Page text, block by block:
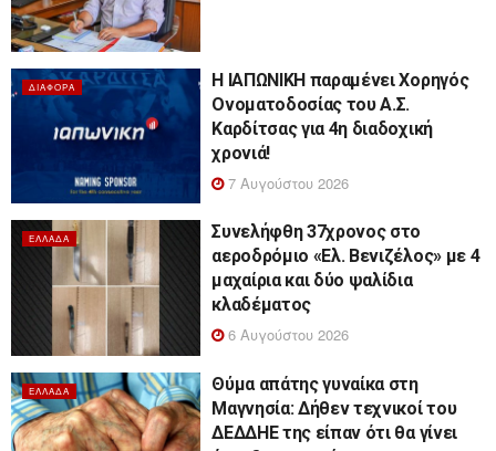
ΔΙΆΦΟΡΑ
Η ΙΑΠΩΝΙΚΗ παραμένει Χορηγός
Ονοματοδοσίας του Α.Σ.
Καρδίτσας για 4η διαδοχική
χρονιά!
7 Αυγούστου 2026
ΕΛΛΆΔΑ
Συνελήφθη 37χρονος στο
αεροδρόμιο «Ελ. Βενιζέλος» με 4
μαχαίρια και δύο ψαλίδια
κλαδέματος
6 Αυγούστου 2026
ΕΛΛΆΔΑ
Θύμα απάτης γυναίκα στη
Μαγνησία: Δήθεν τεχνικοί του
ΔΕΔΔΗΕ της είπαν ότι θα γίνει